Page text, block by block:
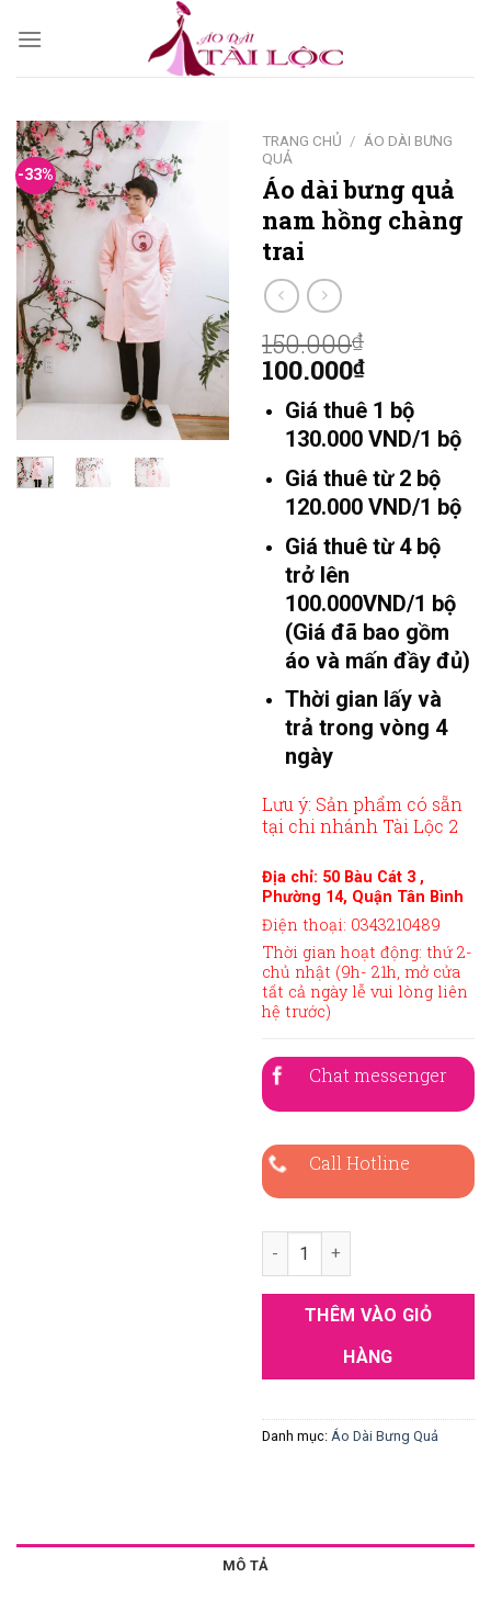
-33%
TRANG CHỦ / ÁO DÀI BƯNG
QUẢ
Áo dài bưng quả
nam hồng chàng
trai
150.000₫
100.000₫
Giá thuê 1 bộ
130.000 VND/1 bộ
Giá thuê từ 2 bộ
120.000 VND/1 bộ
Giá thuê từ 4 bộ
trở lên
100.000VND/1 bộ
(Giá đã bao gồm
áo và mấn đầy đủ)
Thời gian lấy và
trả trong vòng 4
ngày
Lưu ý: Sản phẩm có sẵn
tại chi nhánh Tài Lộc 2
Địa chỉ: 50 Bàu Cát 3 ,
Phường 14, Quận Tân Bình
Điện thoại: 0343210489
Thời gian hoạt động: thứ 2-
chủ nhật (9h- 21h, mở cửa
tất cả ngày lễ vui lòng liên
hệ trước)
Chat messenger
Call Hotline
Áo dài bưng quả nam hồng
THÊM VÀO GIỎ
HÀNG
Danh mục: Áo Dài Bưng Quả
MÔ TẢ